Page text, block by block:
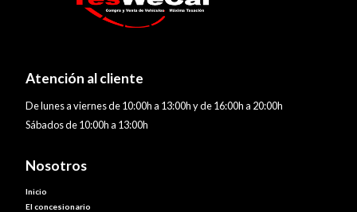
Atención al cliente
De lunes a viernes de 10:00h a 13:00h y de 16:00h a 20:00h
Sábados de 10:00h a 13:00h
Nosotros
Inicio
El concesionario